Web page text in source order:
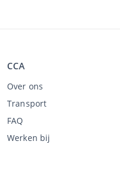
CCA
Over ons
Transport
FAQ
Werken bij